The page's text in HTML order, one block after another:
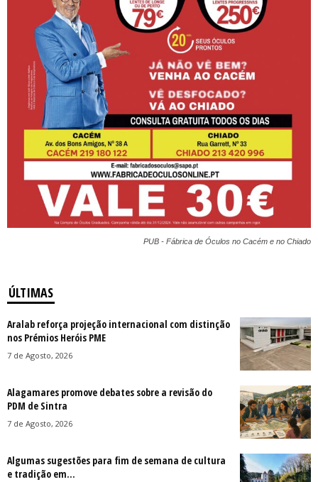
PUB - Fábrica de Óculos no Cacém e no Chiado
ÚLTIMAS
Aralab reforça projeção internacional com distinção
nos Prémios Heróis PME
7 de Agosto, 2026
Alagamares promove debates sobre a revisão do
PDM de Sintra
7 de Agosto, 2026
Algumas sugestões para fim de semana de cultura
e tradição em...